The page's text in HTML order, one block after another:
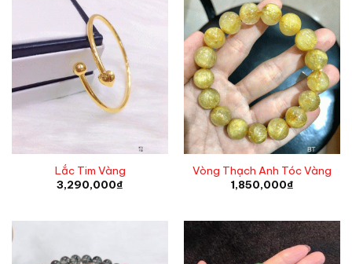
Lắc Tim Vàng
3,290,000₫
Vòng Thạch Anh Tóc Vàng
1,850,000₫